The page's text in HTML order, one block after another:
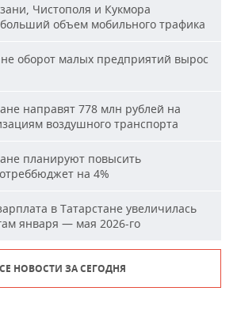
Чистополя и Кукмора
объем мобильного трафика
оборот малых предприятий вырос
направят 778 млн рублей на
воздушного транспорта
планируют повысить
на 4%
в Татарстане увеличилась
января — мая 2026-го
НОВОСТИ ЗА СЕГОДНЯ